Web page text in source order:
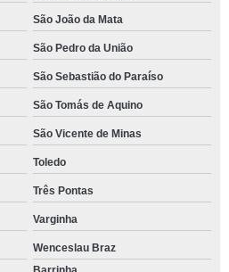
São João da Mata
São Pedro da União
São Sebastião do Paraíso
São Tomás de Aquino
São Vicente de Minas
Toledo
Três Pontas
Varginha
Wenceslau Braz